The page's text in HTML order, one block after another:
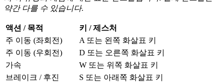
약간 다를 수 있습니다.
액션 / 목적
키 / 제스처
주 이동 (좌회전)
A 또는 왼쪽 화살표 키
주 이동 (우회전)
D 또는 오른쪽 화살표 키
가속
W 또는 위쪽 화살표 키
브레이크 / 후진
S 또는 아래쪽 화살표 키